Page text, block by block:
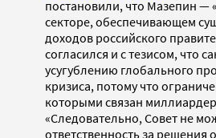
постановили, что Мазепин —
секторе, обеспечивающем
доходов российского
согласился и с тезисом, что
усугублению глобального
кризиса, потому что
которыми связан
«Следовательно, Совет не
ответственность за решения